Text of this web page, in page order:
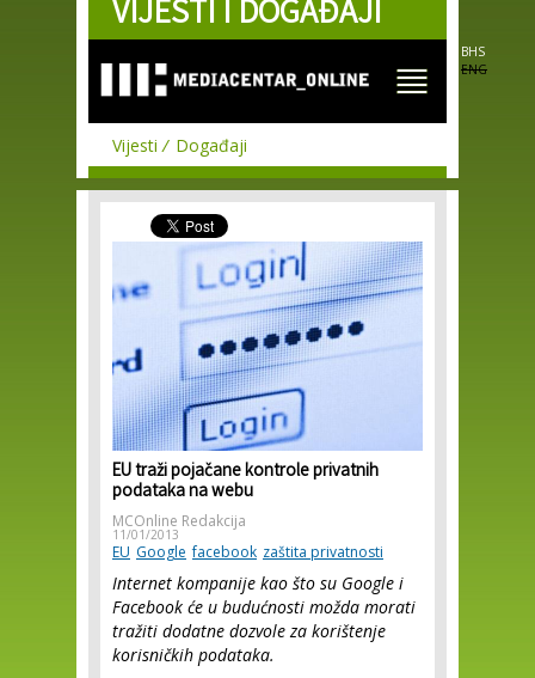
Skip to
main
VIJESTI I DOGAĐAJI
BHS
ENG
Vijesti Događaji
EU traži pojačane kontrole privatnih
podataka na webu
MCOnline Redakcija
11/01/2013
EU Google facebook zaštita privatnosti
Internet kompanije kao što su Google i
Facebook će u budućnosti možda morati
tražiti dodatne dozvole za korištenje
korisničkih podataka.